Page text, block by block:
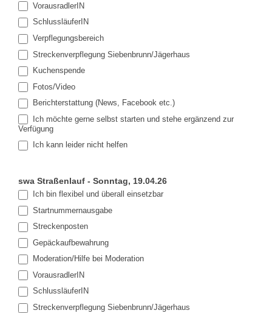
VorausradlerIN
SchlussläuferIN
Verpflegungsbereich
Streckenverpflegung Siebenbrunn/Jägerhaus
Kuchenspende
Fotos/Video
Berichterstattung (News, Facebook etc.)
Ich möchte gerne selbst starten und stehe ergänzend zur
Verfügung
Ich kann leider nicht helfen
swa Straßenlauf - Sonntag, 19.04.26
Ich bin flexibel und überall einsetzbar
Startnummernausgabe
Streckenposten
Gepäckaufbewahrung
Moderation/Hilfe bei Moderation
VorausradlerIN
SchlussläuferIN
Streckenverpflegung Siebenbrunn/Jägerhaus